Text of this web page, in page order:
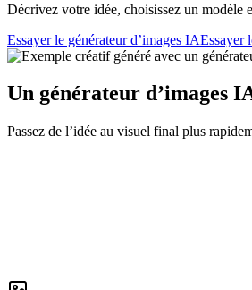
Décrivez votre idée, choisissez un modèle
Essayer le générateur d’images IAEssayer
Un générateur d’images
Passez de l’idée au visuel final plus